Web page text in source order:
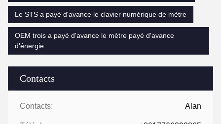
Contacts
Contacts: Alan
Le STS a payé d'avance le clavier numérique de mètre
OEM trois a payé d'avance le mètre payé d'avance
d'énergie